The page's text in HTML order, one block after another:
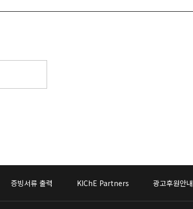
증빙서류 출력 KIChE Partners 광고후원안내